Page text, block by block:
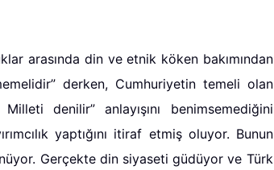
arasında din ve etnik köken bakımından
derken, Cumhuriyetin temeli olan
denilir” anlayışını benimsemediğini
yaptığını itiraf etmiş oluyor. Bunun
Gerçekte din siyaseti güdüyor ve Türk